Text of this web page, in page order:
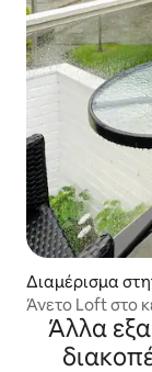
Διαμέρισμα
Άνετο Loft στο
Άλλα